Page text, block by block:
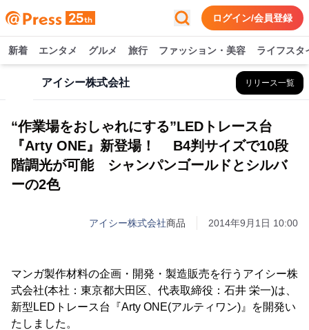
ログイン/会員登録
新着 エンタメ グルメ 旅行 ファッション・美容 ライフスタ
アイシー株式会社 リリース一覧
“作業場をおしゃれにする”LEDトレース台
『Arty ONE』新登場！ B4判サイズで10段
階調光が可能 シャンパンゴールドとシルバ
ーの2色
アイシー株式会社商品 2014年9月1日 10:00
マンガ製作材料の企画・開発・製造販売を行うアイシー株
式会社(本社：東京都大田区、代表取締役：石井 栄一)は、
新型LEDトレース台『Arty ONE(アルティワン)』を開発い
たしました。